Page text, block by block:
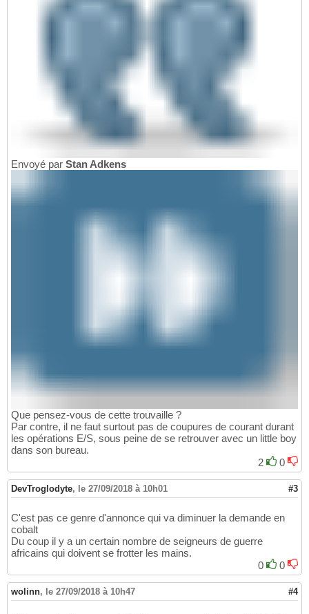
Envoyé par Stan Adkens
Que pensez-vous de cette trouvaille ?
Par contre, il ne faut surtout pas de coupures de courant durant
les opérations E/S, sous peine de se retrouver avec un little boy
dans son bureau.
2
0
DevTroglodyte, le 27/09/2018 à 10h01 #3
C'est pas ce genre d'annonce qui va diminuer la demande en
cobalt
Du coup il y a un certain nombre de seigneurs de guerre
africains qui doivent se frotter les mains.
0
0
wolinn, le 27/09/2018 à 10h47 #4